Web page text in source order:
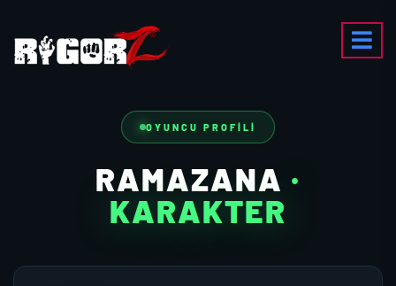
OYUNCU PROFILI
RAMAZANA ·
KARAKTER